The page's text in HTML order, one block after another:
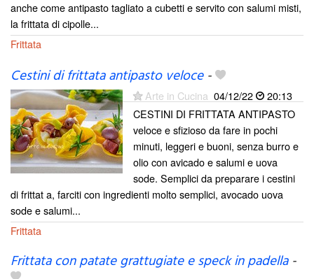
anche come antipasto tagliato a cubetti e servito con salumi misti,
la frittata di cipolle...
Frittata
Cestini di frittata antipasto veloce-
Arte in Cucina 04/12/22
20:13
CESTINI DI FRITTATA ANTIPASTO
veloce e sfizioso da fare in pochi
minuti, leggeri e buoni, senza burro e
olio con avicado e salumi e uova
sode. Semplici da preparare i cestini
di frittat a, farciti con ingredienti molto semplici, avocado uova
sode e salumi...
Frittata
Frittata con patate grattugiate e speck in padella-